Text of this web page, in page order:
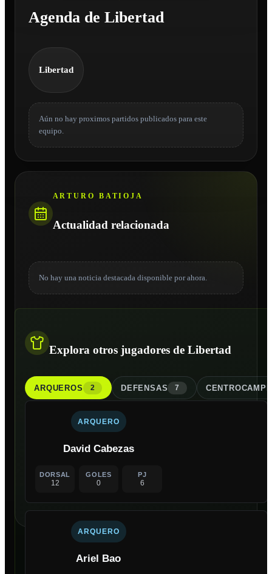
Agenda de Libertad
Libertad
Aún no hay proximos partidos publicados para este
equipo.
ARTURO BATIOJA
Actualidad relacionada
No hay una noticia destacada disponible por ahora.
Explora otros jugadores de Libertad
ARQUEROS 2 DEFENSAS 7
ARQUERO
David Cabezas
DORSAL
12
GOLES
0
PJ
6
ARQUERO
Ariel Bao